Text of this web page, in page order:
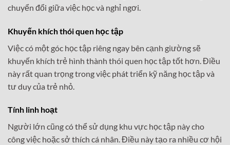
chuyển đổi giữa việc học và nghỉ ngơi.
Khuyến khích thói quen học tập
Việc có một góc học tập riêng ngay bên cạnh giường sẽ
khuyến khích trẻ hình thành thói quen học tập tốt hơn. Điều
này rất quan trọng trong việc phát triển kỹ năng học tập và
tư duy của trẻ nhỏ.
Tính linh hoạt
Người lớn cũng có thể sử dụng khu vực học tập này cho
công việc hoặc sở thích cá nhân. Điều này tạo ra nhiều cơ hội